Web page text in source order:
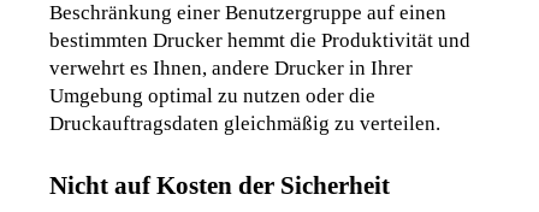
Beschränkung einer Benutzergruppe auf einen
bestimmten Drucker hemmt die Produktivität und
verwehrt es Ihnen, andere Drucker in Ihrer
Umgebung optimal zu nutzen oder die
Druckauftragsdaten gleichmäßig zu verteilen.
Nicht auf Kosten der Sicherheit